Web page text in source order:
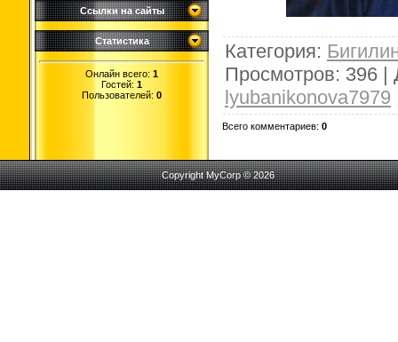
Ссылки на сайты
Статистика
Онлайн всего: 1
Гостей: 1
Пользователей: 0
Категория:
Просмотров: 396 |
lyubanikonova7979
Всего комментариев: 0
Copyright MyCorp © 2026